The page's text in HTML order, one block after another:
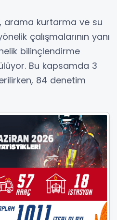
arama kurtarma ve su
çalışmalarının yanı
bilinçlendirme
Bu kapsamda 3
84 denetim